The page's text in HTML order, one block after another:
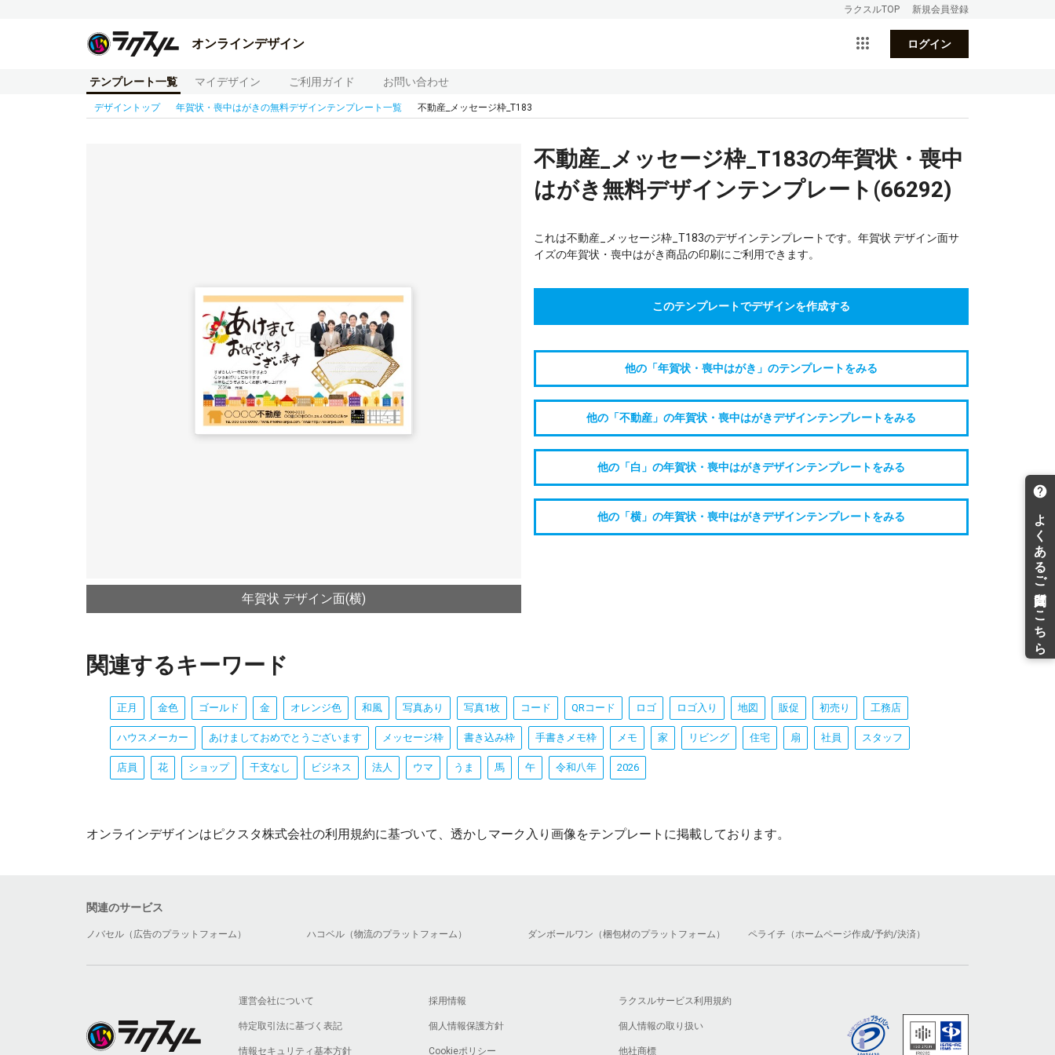
ラクスルTOP 新規会員登録
オンラインデザイン ログイン
テンプレート一覧 マイデザイン ご利用ガイド お問い合わせ
デザイントップ 年賀状・喪中はがきの無料デザインテンプレート一覧 不動産_メッセージ枠_T183
年賀状 デザイン面(横)
不動産_メッセージ枠_T183の年賀状・喪中
はがき無料デザインテンプレート(66292)
これは不動産_メッセージ枠_T183のデザインテンプレートです。年賀状 デザイン面サ
イズの年賀状・喪中はがき商品の印刷にご利用できます。
このテンプレートでデザインを作成する
他の「年賀状・喪中はがき」のテンプレートをみる
他の「不動産」の年賀状・喪中はがきデザインテンプレートをみる
他の「白」の年賀状・喪中はがきデザインテンプレートをみる
他の「横」の年賀状・喪中はがきデザインテンプレートをみる
関連するキーワード
正月 金色 ゴールド 金 オレンジ色 和風 写真あり 写真1枚 コード QRコード ロゴ ロゴ入り 地図 販促 初売り 工務店
ハウスメーカー あけましておめでとうございます メッセージ枠 書き込み枠 手書きメモ枠 メモ 家 リビング 住宅 扇 社員 スタッフ
店員 花 ショップ 干支なし ビジネス 法人 ウマ うま 馬 午 令和八年 2026
オンラインデザインはピクスタ株式会社の利用規約に基づいて、透かしマーク入り画像をテンプレートに掲載しております。
関連のサービス
ノバセル（広告のプラットフォーム） ハコベル（物流のプラットフォーム） ダンボールワン（梱包材のプラットフォーム） ペライチ（ホームページ作成/予約/決済）
運営会社について 採用情報 ラクスルサービス利用規約
特定取引法に基づく表記 個人情報保護方針 個人情報の取り扱い
情報セキュリティ基本方針 Cookieポリシー 他社商標